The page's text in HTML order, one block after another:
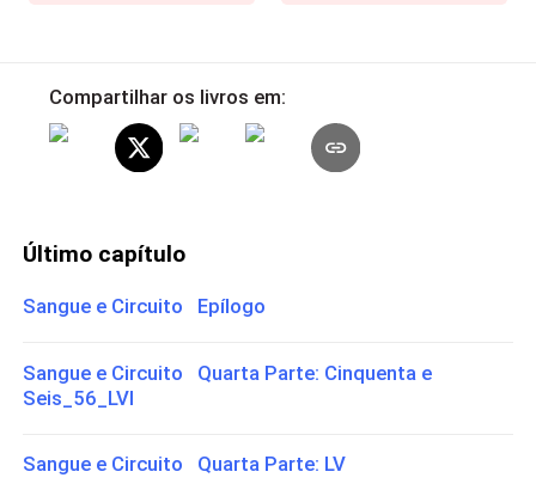
Compartilhar os livros em:
Último capítulo
Sangue e Circuito Epílogo
Sangue e Circuito Quarta Parte: Cinquenta e
Seis_56_LVI
Sangue e Circuito Quarta Parte: LV